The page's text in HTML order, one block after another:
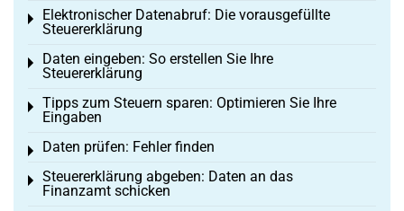
Elektronischer Datenabruf: Die vorausgefüllte
Steuererklärung
Toggle menu
Daten eingeben: So erstellen Sie Ihre
Steuererklärung
Toggle menu
Tipps zum Steuern sparen: Optimieren Sie Ihre
Eingaben
Toggle menu
Daten prüfen: Fehler finden
Toggle menu
Steuererklärung abgeben: Daten an das
Finanzamt schicken
Toggle menu